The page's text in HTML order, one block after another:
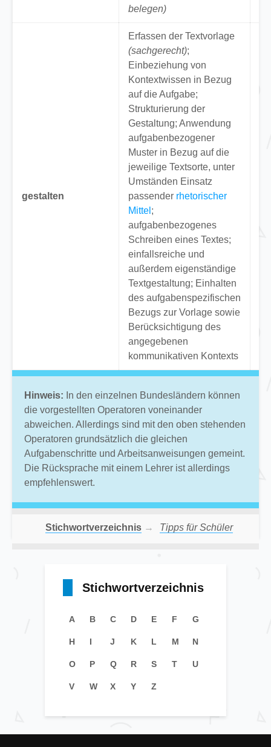
belegen)
gestalten
Erfassen der Textvorlage
(sachgerecht);
Einbeziehung von
Kontextwissen in Bezug
auf die Aufgabe;
Strukturierung der
Gestaltung; Anwendung
aufgabenbezogener
Muster in Bezug auf die
jeweilige Textsorte, unter
Umständen Einsatz
passender rhetorischer
Mittel ;
aufgabenbezogenes
Schreiben eines Textes;
einfallsreiche und
außerdem eigenständige
Textgestaltung; Einhalten
des aufgabenspezifischen
Bezugs zur Vorlage sowie
Berücksichtigung des
angegebenen
kommunikativen Kontexts
Hinweis: In den einzelnen Bundesländern können
die vorgestellten Operatoren voneinander
abweichen. Allerdings sind mit den oben stehenden
Operatoren grundsätzlich die gleichen
Aufgabenschritte und Arbeitsanweisungen gemeint.
Die Rücksprache mit einem Lehrer ist allerdings
empfehlenswert.
Stichwortverzeichnis → Tipps für Schüler
Stichwortverzeichnis
A B C D E F G
H I J K L M N
O P Q R S T U
V W X Y Z